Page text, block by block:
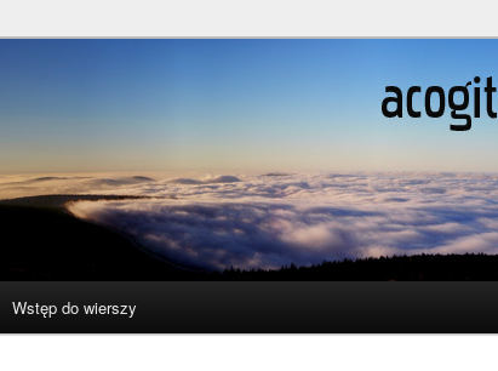
boli
Wstęp do wierszy